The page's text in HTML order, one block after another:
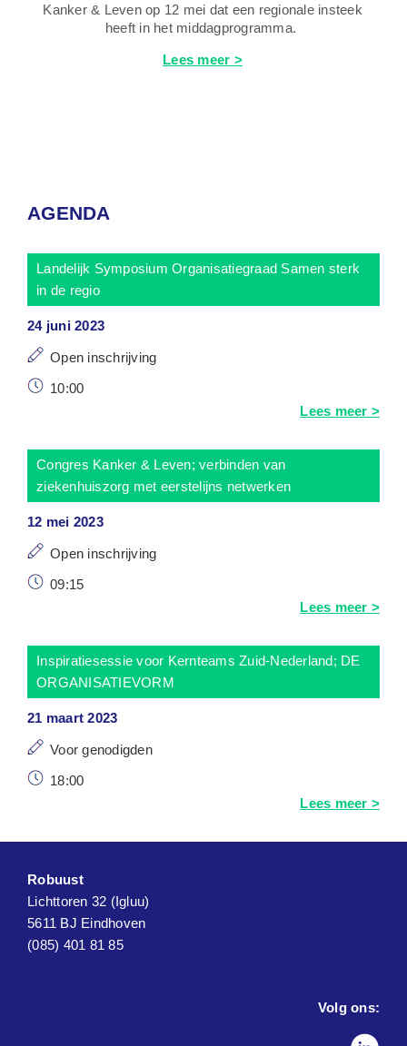
Kanker & Leven op 12 mei dat een regionale insteek
heeft in het middagprogramma.
Lees meer >
AGENDA
Landelijk Symposium Organisatiegraad Samen sterk
in de regio
24 juni 2023
Open inschrijving
10:00
Lees meer >
Congres Kanker & Leven; verbinden van
ziekenhuiszorg met eerstelijns netwerken
12 mei 2023
Open inschrijving
09:15
Lees meer >
Inspiratiesessie voor Kernteams Zuid-Nederland; DE
ORGANISATIEVORM
21 maart 2023
Voor genodigden
18:00
Lees meer >
Robuust
Lichttoren 32 (Igluu)
5611 BJ Eindhoven
(085) 401 81 85
Volg ons: